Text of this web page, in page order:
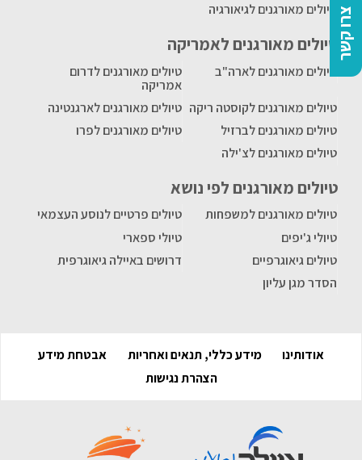
צרו קשר
טיולים מאורגנים לגיאורגיה
טיולים מאורגנים לאמריקה
טיולים מאורגנים לארה"ב
טיולים מאורגנים לדרום
אמריקה
טיולים מאורגנים לקוסטה ריקה טיולים מאורגנים לארגנטינה
טיולים מאורגנים לברזיל
טיולים מאורגנים לפרו
טיולים מאורגנים לצ'ילה
טיולים מאורגנים לפי נושא
טיולים מאורגנים למשפחות
טיולים פרטיים לנוסע העצמאי
טיולי ג'יפים
טיולי ספארי
טיולים גיאוגרפיים
דרושים באיילה גיאוגרפית
הסדר מגן עליון
אודותינו מידע כללי, תנאים ואחריות
אבטחת מידע
הצהרת נגישות